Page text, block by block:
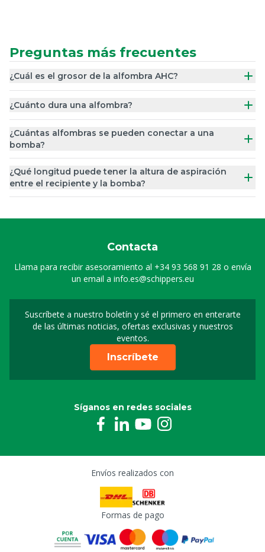
Preguntas más frecuentes
¿Cuál es el grosor de la alfombra AHC?
¿Cuánto dura una alfombra?
¿Cuántas alfombras se pueden conectar a una
bomba?
¿Qué longitud puede tener la altura de aspiración
entre el recipiente y la bomba?
Contacta
Llama para recibir asesoramiento al +34 93 568 91 28 o envía
un email a info.es@schippers.eu
Suscríbete a nuestro boletín y sé el primero en enterarte
de las últimas noticias, ofertas exclusivas y nuestros
eventos.
Suscripción a nuestro
Inscríbete
Síganos en redes sociales
Envíos realizados con
Formas de pago